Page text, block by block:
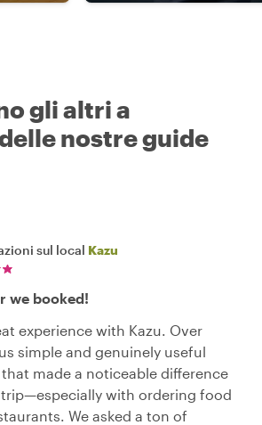
gli altri a
nostre guide
sul local Kazu
we booked!
experience with Kazu. Over
simple and genuinely useful
that made a noticeable difference
with ordering food
We asked a ton of